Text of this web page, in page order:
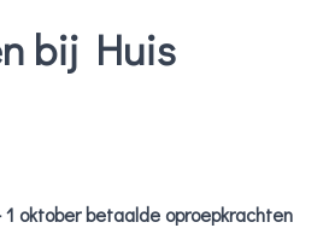
bij Huis
oktober betaalde oproepkrachten